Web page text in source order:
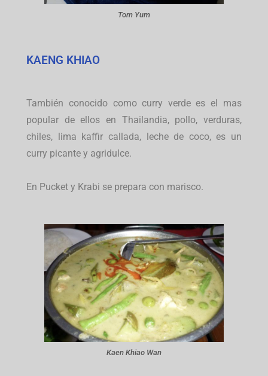
Tom Yum
KAENG KHIAO
También conocido como curry verde es el mas
popular de ellos en Thailandia, pollo, verduras,
chiles, lima kaffir callada, leche de coco, es un
curry picante y agridulce.
En Pucket y Krabi se prepara con marisco.
Kaen Khiao Wan